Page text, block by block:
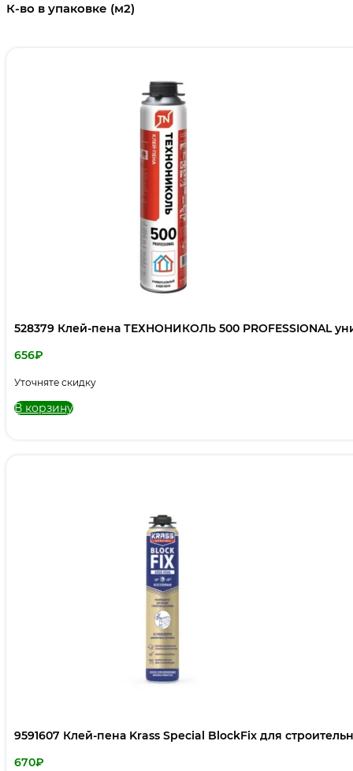
К-во в упаковке (м2)
528379 Клей-пена ТЕХНОНИКОЛЬ 500 PROFESSIONAL
656₽
Уточняте скидку
В корзину
9591607 Клей-пена Krass Special BlockFix для
670₽